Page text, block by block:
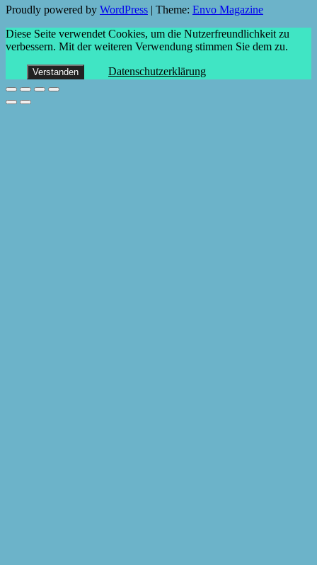
Proudly powered by WordPress Theme: Envo Magazine
Diese Seite verwendet Cookies, um die Nutzerfreundlichkeit zu
verbessern. Mit der weiteren Verwendung stimmen Sie dem zu.
Verstanden Datenschutzerklärung